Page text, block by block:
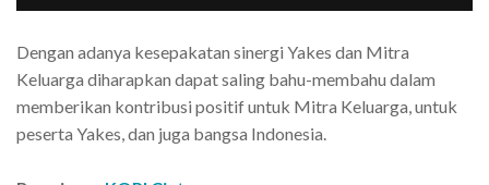
Dengan adanya kesepakatan sinergi Yakes dan Mitra
Keluarga diharapkan dapat saling bahu-membahu dalam
memberikan kontribusi positif untuk Mitra Keluarga, untuk
peserta Yakes, dan juga bangsa Indonesia.